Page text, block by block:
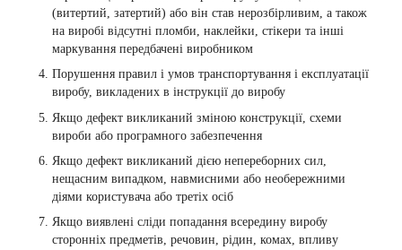
(витертий, затертий) або він став нерозбірливим, а також
на виробі відсутні пломби, наклейки, стікери та інші
маркування передбачені виробником
Порушення правил і умов транспортування і експлуатації
виробу, викладених в інструкції до виробу
Якщо дефект викликаний зміною конструкції, схеми
вироби або програмного забезпечення
Якщо дефект викликаний дією непереборних сил,
нещасним випадком, навмисними або необережними
діями користувача або третіх осіб
Якщо виявлені сліди попадання всередину виробу
сторонніх предметів, речовин, рідин, комах, впливу